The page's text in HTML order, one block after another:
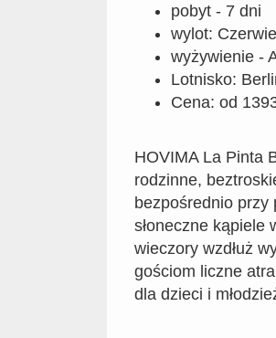
pobyt - 7 dni
wylot:
wyżywienie -
Lotnisko:
Cena: od
HOVIMA La Pinta
rodzinne,
bezpośrednio przy
słoneczne kąpiele
wieczory wzdłuż
gościom liczne
dla dzieci i